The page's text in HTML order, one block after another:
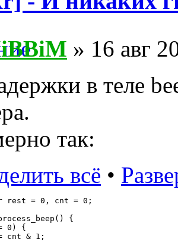
» 16 авг
в теле
так:
всё •
rest = 0, cnt = 0;
{
0) {
& 1;